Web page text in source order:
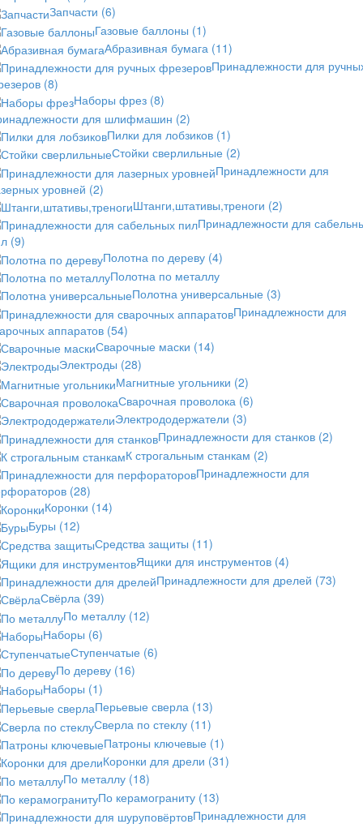
Запчасти (6)
Газовые баллоны (1)
Абразивная бумага (11)
Принадлежности для
(8)
Наборы фрез (8)
для шлифмашин (2)
Пилки для лобзиков (1)
Стойки сверлильные (2)
Принадлежности для
уровней (2)
Штанги,штативы,треноги (2)
Принадлежности для
(9)
Полотна по дереву (4)
Полотна по металлу
Полотна универсальные (3)
Принадлежности для
аппаратов (54)
Сварочные маски (14)
Электроды (28)
Магнитные угольники (2)
Сварочная проволока (6)
Электрододержатели (3)
Принадлежности для станков (2)
К строгальным станкам (2)
Принадлежности для
(28)
Коронки (14)
Буры (12)
Средства защиты (11)
Ящики для инструментов (4)
Принадлежности для дрелей (73)
Свёрла (39)
По металлу (12)
Наборы (6)
Ступенчатые (6)
По дереву (16)
Наборы (1)
Перьевые сверла (13)
Сверла по стеклу (11)
Патроны ключевые (1)
Коронки для дрели (31)
По металлу (18)
По керамограниту (13)
Принадлежности для